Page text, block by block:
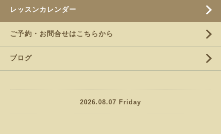
レッスンカレンダー
ご予約・お問合せはこちらから
ブログ
2026.08.07 Friday